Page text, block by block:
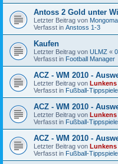
Antoss 2 Gold unter
Letzter Beitrag von
Verfasst in Anstoss 1-3
Kaufen
Letzter Beitrag von ULMZ «
Verfasst in Football Manager
ACZ - WM 2010 -
Letzter Beitrag von Lunkens
Verfasst in Fußball-Tippspiele
ACZ - WM 2010 -
Letzter Beitrag von Lunkens
Verfasst in Fußball-Tippspiele
ACZ - WM 2010 -
Letzter Beitrag von Lunkens
Verfasst in Fußball-Tippspiele